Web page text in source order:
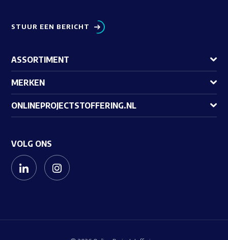
STUUR EEN BERICHT
ASSORTIMENT
MERKEN
ONLINEPROJECTSTOFFERING.NL
VOLG ONS